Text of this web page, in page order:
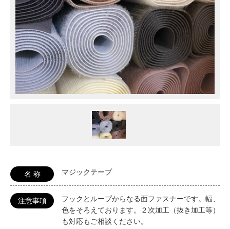
名 称 マジックテープ
注意事項
フックとループからなる面ファスナーです。幅、
色をそろえております。２次加工（抜き加工等）
も対応もご相談ください。